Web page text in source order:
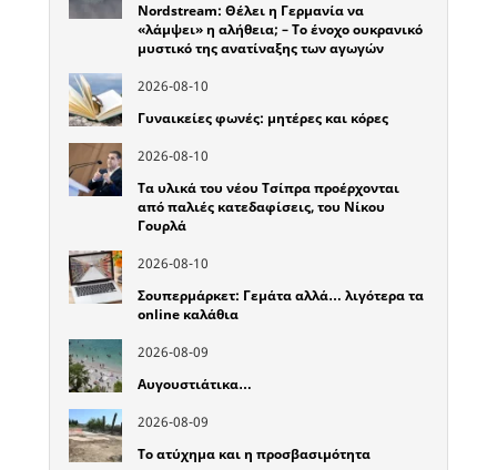
Nordstream: Θέλει η Γερμανία να
«λάμψει» η αλήθεια; – Το ένοχο ουκρανικό
μυστικό της ανατίναξης των αγωγών
2026-08-10
Γυναικείες φωνές: μητέρες και κόρες
2026-08-10
Τα υλικά του νέου Τσίπρα προέρχονται
από παλιές κατεδαφίσεις, του Νίκου
Γουρλά
2026-08-10
Σουπερμάρκετ: Γεμάτα αλλά… λιγότερα τα
online καλάθια
2026-08-09
Αυγουστιάτικα…
2026-08-09
Το ατύχημα και η προσβασιμότητα